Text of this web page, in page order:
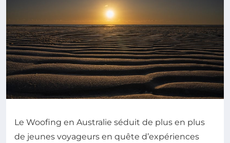
Le Woofing en Australie séduit de plus en plus
de jeunes voyageurs en quête d’expériences